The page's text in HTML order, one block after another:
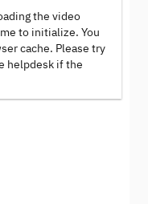
the video
to initialize. You
cache. Please try
helpdesk if the